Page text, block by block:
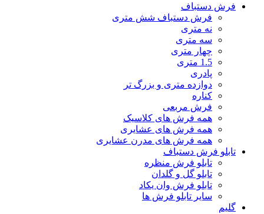
فرش دستباف
فرش دستباف شش متری
نه متری
سه متری
چهار متری
1.5 متری
پادری
دوازده متری و بزرگ تر
کناره
فرش مربعی
همه فرش های کلاسیک
همه فرش های عشایری
همه فرش های مدرن عشایری
تابلو فرش دستباف
تابلو فرش منظره
تابلو گل و گلدان
تابلو فرش وان یکاد
سایر تابلو فرش ها
گلیم